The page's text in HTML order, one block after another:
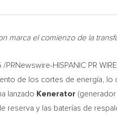
marca el comienzo de la
/PRNewswire-HISPANIC PR
de los cortes de energía,
lanzado Kenerator
reserva y las baterías de